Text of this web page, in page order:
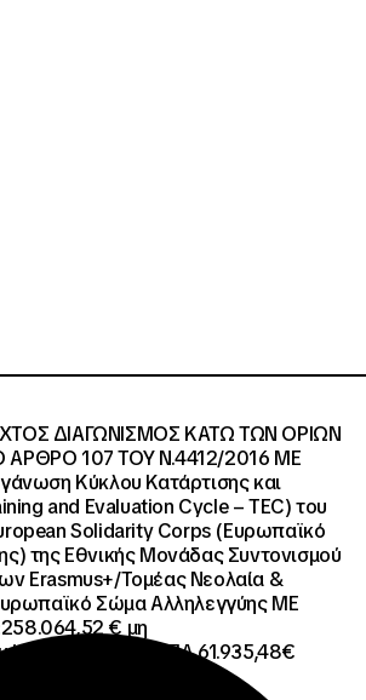
ΔΙΑΓΩΝΙΣΜΟΣ ΚΑΤΩ ΤΩΝ ΟΡΙΩΝ
107 ΤΟΥ Ν.4412/2016 ΜΕ
Κύκλου Κατάρτισης και
and Evaluation Cycle – TEC) του
Solidarity Corps (Ευρωπαϊκό
της Εθνικής Μονάδας Συντονισμού
Erasmus+/Τομέας Νεολαία &
Σώμα Αλληλεγγύης ΜΕ
€ μη
του Φ.Π.Α. ΦΠΑ 61.935,48€
€.